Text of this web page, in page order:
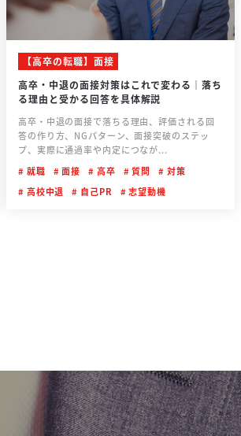
【高卒の転職】面接
高卒・中退の面接対策はこれで変わる｜落ち
る理由と受かる回答を具体解説
高卒・中退の面接で落ちる理由、評価される回
答の作り方、NGパターン、面接突破のステッ
プ、実際に通過率や内定につなが...
就職
面接 高卒 質問
対策
高校中退
自己PR 志望動機